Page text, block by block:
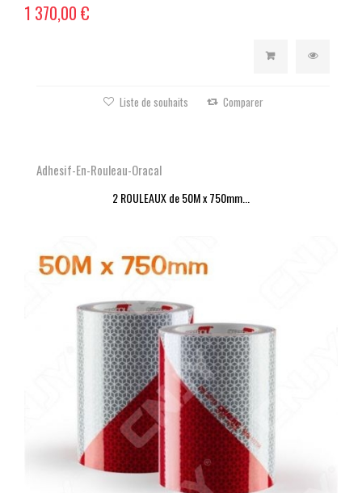
1 370,00 €
Liste de souhaits Comparer
Adhesif-En-Rouleau-Oracal
2 ROULEAUX de 50M x 750mm...